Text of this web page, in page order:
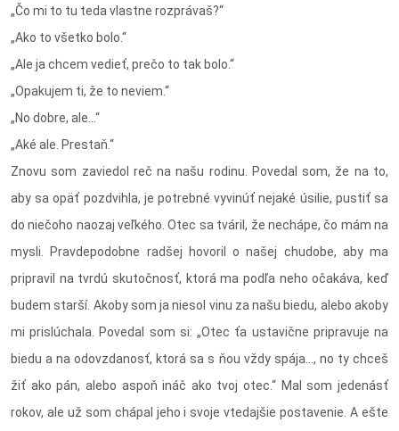
„Čo mi to tu teda vlastne rozprávaš?“
„Ako to všetko bolo.“
„Ale ja chcem vedieť, prečo to tak bolo.“
„Opakujem ti, že to neviem.“
„No dobre, ale…“
„Aké ale. Prestaň.“
Znovu som zaviedol reč na našu rodinu. Povedal som, že na to,
aby sa opäť pozdvihla, je potrebné vyvinúť nejaké úsilie, pustiť sa
do niečoho naozaj veľkého. Otec sa tváril, že nechápe, čo mám na
mysli. Pravdepodobne radšej hovoril o našej chudobe, aby ma
pripravil na tvrdú skutočnosť, ktorá ma podľa neho očakáva, keď
budem starší. Akoby som ja niesol vinu za našu biedu, alebo akoby
mi prislúchala. Povedal som si: „Otec ťa ustavične pripravuje na
biedu a na odovzdanosť, ktorá sa s ňou vždy spája…, no ty chceš
žiť ako pán, alebo aspoň ináč ako tvoj otec.“ Mal som jedenásť
rokov, ale už som chápal jeho i svoje vtedajšie postavenie. A ešte